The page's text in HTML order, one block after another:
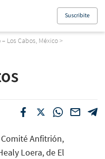
Suscribite
Los Cabos, México>
Comité Anfitrión,
Loera, de El